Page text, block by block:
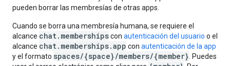
pueden borrar las membresías de otras apps.
Cuando se borra una membresía humana, se requiere el
alcance chat.membershipscon autenticación del usuario o el
alcance chat.memberships.app con autenticación de la app
y el formato spaces/{space}/members/{member} . Puedes